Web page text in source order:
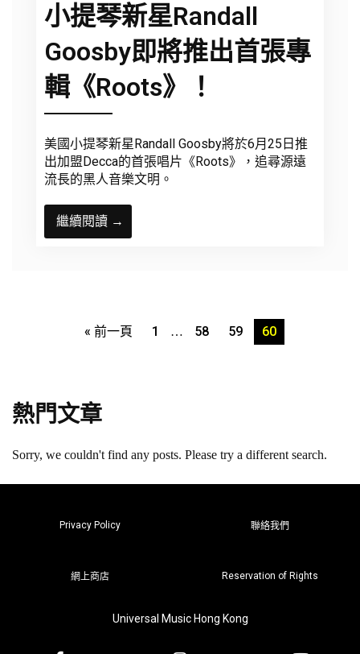
小提琴新星Randall
Goosby即將推出首張專
輯《Roots》！
美國小提琴新星Randall Goosby將於6月25日推
出加盟Decca的首張唱片《Roots》，追尋源遠
流長的黑人音樂文明。
繼續閱讀 →
« 前一頁 1 … 58 59 60
熱門文章
Sorry, we couldn't find any posts. Please try a different search.
Privacy Policy 聯絡我們
網上商店 Reservation of Rights
Universal Music Hong Kong